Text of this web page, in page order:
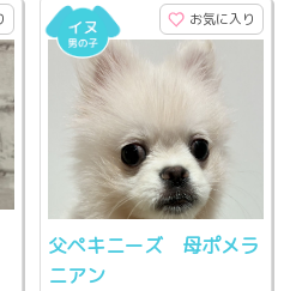
お気に入り
父ペキニーズ 母ポメラ
ニアン